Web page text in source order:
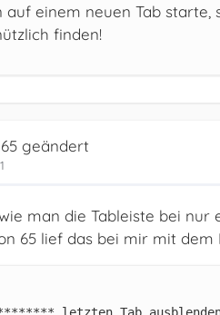
einem neuen Tab
finden!
geändert
man die Tableiste bei nur
65 lief das bei mir mit